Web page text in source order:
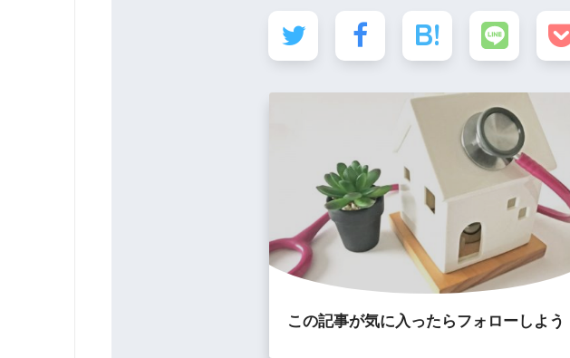
この記事が気に入ったらフォローしよう